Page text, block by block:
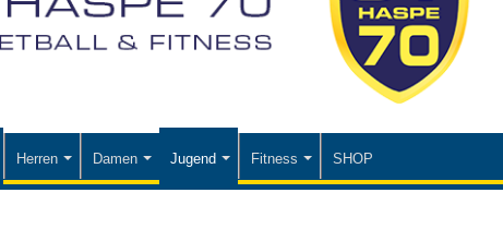
Herren Damen Jugend Fitness SHOP